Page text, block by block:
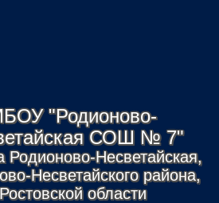
"Родионово-
СОШ № 7"
Родионово-Несветайская,
Несветайского района,
Ростовской области